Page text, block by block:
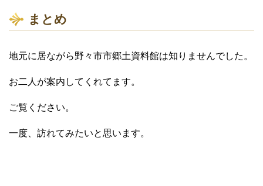
まとめ
地元に居ながら野々市市郷土資料館は知りませんでした。
お二人が案内してくれてます。
ご覧ください。
一度、訪れてみたいと思います。